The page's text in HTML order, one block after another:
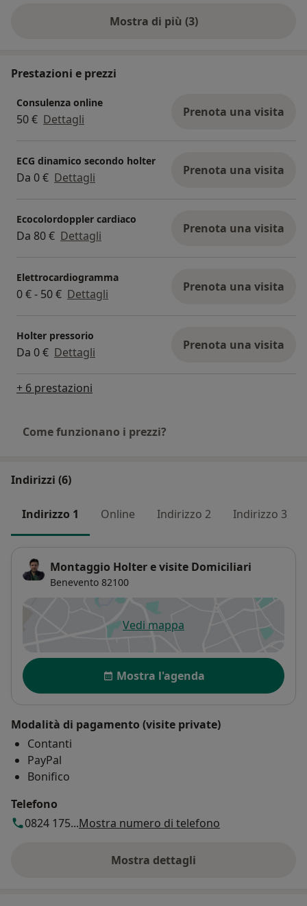
Mostra di più (3)
Prestazioni e prezzi
Consulenza online
50 € Dettagli Prenota una visita
ECG dinamico secondo holter
Da 0 € Dettagli Prenota una visita
Ecocolordoppler cardiaco
Da 80 € Dettagli Prenota una visita
Elettrocardiogramma
0 € - 50 € Dettagli Prenota una visita
Holter pressorio
Da 0 € Dettagli Prenota una visita
+ 6 prestazioni
Come funzionano i prezzi?
Indirizzi (6)
Indirizzo 1 Online Indirizzo 2 Indirizzo 3
Montaggio Holter e visite Domiciliari
Benevento 82100
Vedi mappasi apre in una nuova scheda
Disponibilità
Mostra l'agenda
Modalità di pagamento (visite private)
Contanti
PayPal
Bonifico
Telefono
0824 175...Mostra numero di telefono
Mostra dettagli
sull'indirizzo